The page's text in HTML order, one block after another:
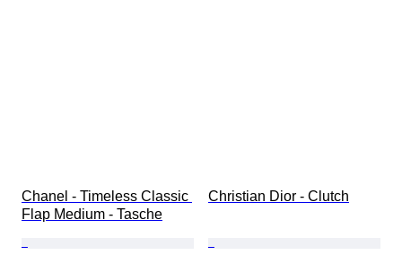
Chanel - Timeless Classic
Flap Medium - Tasche
Christian Dior - Clutch